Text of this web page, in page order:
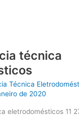
técnica
Técnica
de 2020
eletrodomésticos 11